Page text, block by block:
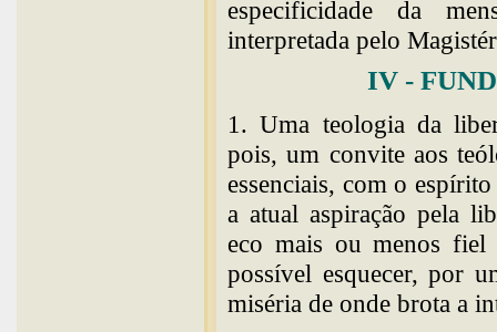
especificidade da
interpretada pelo
IV -
1. Uma teologia da
pois, um convite aos
essenciais, com o
a atual aspiração pela
eco mais ou menos fiel
possível esquecer, por
miséria de onde brota a